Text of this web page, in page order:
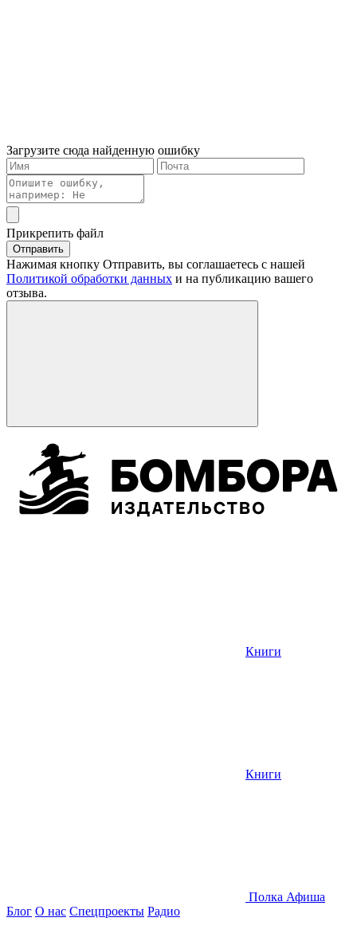
Загрузите сюда найденную ошибку
Прикрепить файл
Отправить
Нажимая кнопку Отправить, вы соглашаетесь с нашей
Политикой обработки данных и на публикацию вашего
отзыва.
Книги
Книги
Полка Афиша
Блог О нас Спецпроекты Радио